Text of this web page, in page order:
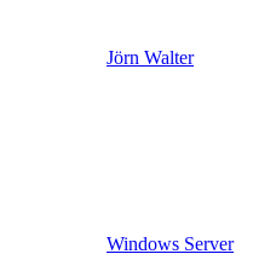
Jörn Walter
Windows Server